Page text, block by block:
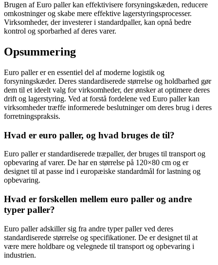
Brugen af Euro paller kan effektivisere forsyningskæden, reducere
omkostninger og skabe mere effektive lagerstyringsprocesser.
Virksomheder, der investerer i standardpaller, kan opnå bedre
kontrol og sporbarhed af deres varer.
Opsummering
Euro paller er en essentiel del af moderne logistik og
forsyningskæder. Deres standardiserede størrelse og holdbarhed gør
dem til et ideelt valg for virksomheder, der ønsker at optimere deres
drift og lagerstyring. Ved at forstå fordelene ved Euro paller kan
virksomheder træffe informerede beslutninger om deres brug i deres
forretningspraksis.
Hvad er euro paller, og hvad bruges de til?
Euro paller er standardiserede træpaller, der bruges til transport og
opbevaring af varer. De har en størrelse på 120×80 cm og er
designet til at passe ind i europæiske standardmål for lastning og
opbevaring.
Hvad er forskellen mellem euro paller og andre
typer paller?
Euro paller adskiller sig fra andre typer paller ved deres
standardiserede størrelse og specifikationer. De er designet til at
være mere holdbare og velegnede til transport og opbevaring i
industrien.